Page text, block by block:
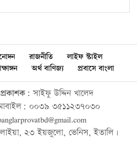
রাজনীতি
লাইফ স্টাইল
অর্থ বাণিজ্য প্রবাসে বাংলা
সাইফু উদ্দিন খালেদ
০০৩৯ ৩৫১১২৩৭০৩০
২৩ ইয়জুলো, ভেনিস, ইতালি।